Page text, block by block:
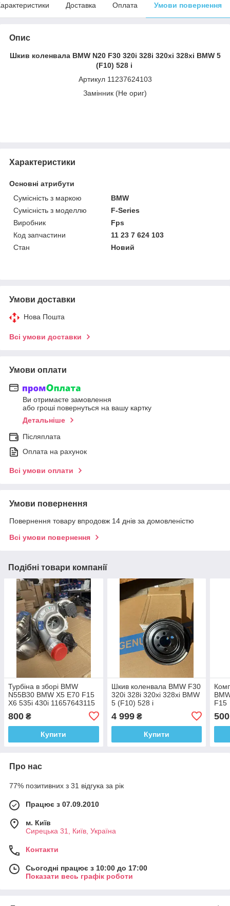
Доставка Оплата Умови повернення
Опис
Шкив коленвала BMW N20 F30 320i 328i 320xi 328xi BMW 5
(F10) 528 i
Артикул 11237624103
Замінник (Не ориг)
Характеристики
Основні атрибути
Сумісність з маркою
BMW
Сумісність з моделлю
F-Series
Виробник
Fps
Код запчастини
11 23 7 624 103
Стан
Новий
Умови доставки
Нова Пошта
Всі умови доставки
Умови оплати
Ви отримаєте замовлення
або гроші повернуться на вашу картку
Детальніше
Післяплата
Оплата на рахунок
Всі умови оплати
Умови повернення
Повернення товару впродовж 14 днів за домовленістю
Всі умови повернення
Подібні товари компанії
Турбіна в зборі BMW
N55B30 BMW X5 E70 F15
X6 535i 430i 11657643115
800 ₴
Купити
Шкив коленвала BMW F30
320i 328i 320xi 328xi BMW
5 (F10) 528 i
4 999₴
Купити
F15
500
Про нас
77% позитивних з 31 відгука за рік
Працює з 07.09.2010
м. Київ
Сирецька 31, Київ, Україна
Контакти
Сьогодні працює з 10:00 до 17:00
Показати весь графік роботи